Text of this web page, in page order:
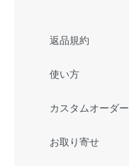
返品規約
使い方
カスタムオーダー
お取り寄せ